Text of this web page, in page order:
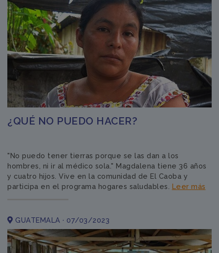
¿QUÉ NO PUEDO HACER?
"No puedo tener tierras porque se las dan a los
hombres, ni ir al médico sola." Magdalena tiene 36 años
y cuatro hijos. Vive en la comunidad de El Caoba y
participa en el programa hogares saludables. Leer más
GUATEMALA · 07/03/2023